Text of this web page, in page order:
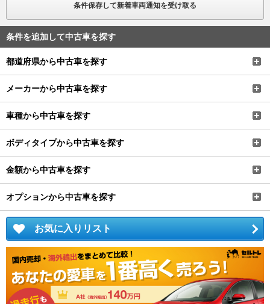
条件保存して新着車両通知を受け取る
条件を追加して中古車を探す
都道府県から中古車を探す
メーカーから中古車を探す
車種から中古車を探す
ボディタイプから中古車を探す
金額から中古車を探す
オプションから中古車を探す
お気に入りリスト